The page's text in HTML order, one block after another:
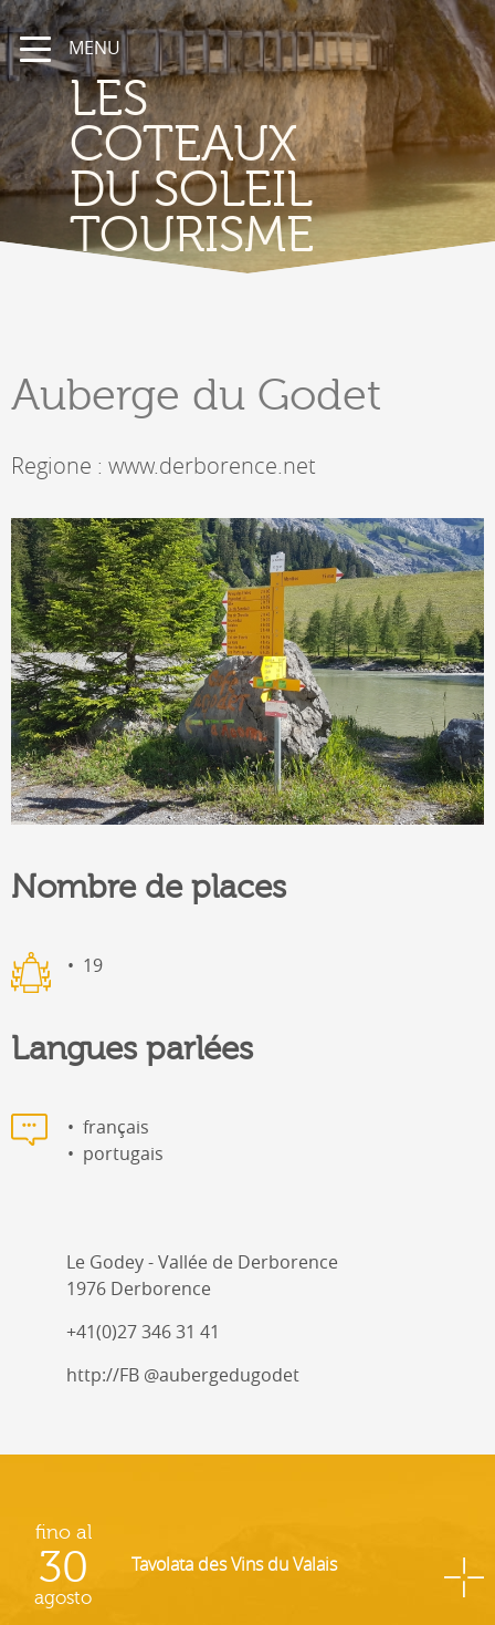
MENU
LES
COTEAUX
DU SOLEIL
TOURISME
Auberge du Godet
Regione : www.derborence.net
Nombre de places
19
Langues parlées
français
portugais
Le Godey - Vallée de Derborence
1976 Derborence
+41(0)27 346 31 41
http://FB @aubergedugodet
fino al
30
agosto
Tavolata des Vins du Valais